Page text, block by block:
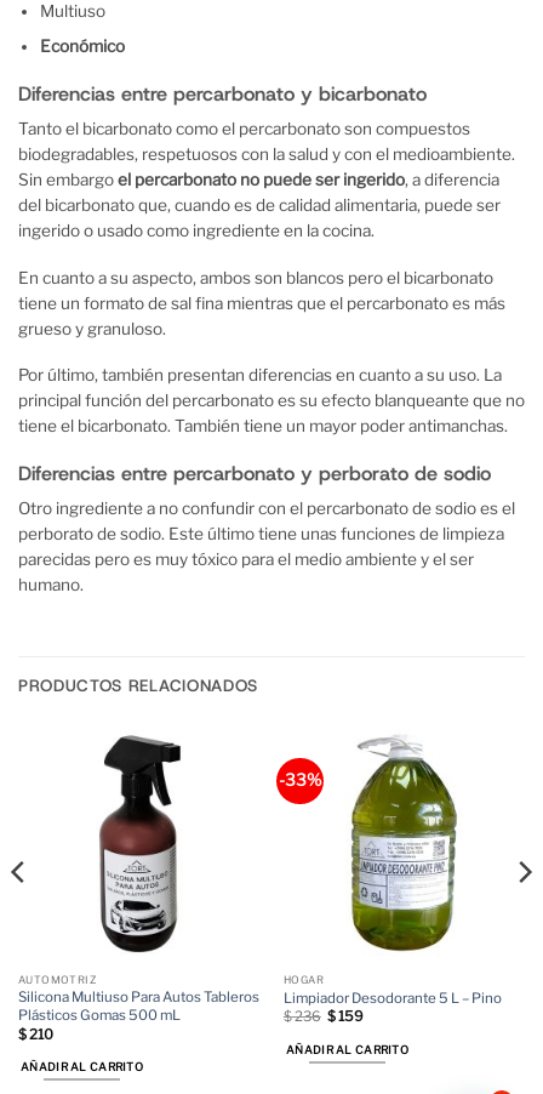
Multiuso
Económico
Diferencias entre percarbonato y bicarbonato
Tanto el bicarbonato como el percarbonato son compuestos
biodegradables, respetuosos con la salud y con el medioambiente.
Sin embargoel percarbonato no puede ser ingerido, a diferencia
del bicarbonato que, cuando es de calidad alimentaria, puede ser
ingerido o usado como ingrediente en la cocina.
En cuanto a su aspecto, ambos son blancos pero el bicarbonato
tiene un formato de sal fina mientras que el percarbonato es más
grueso y granuloso.
Por último, también presentan diferencias en cuanto a su uso. La
principal función del percarbonato es su efecto blanqueante que no
tiene el bicarbonato. También tiene un mayor poder antimanchas.
Diferencias entre percarbonato y perborato de sodio
Otro ingrediente a no confundir con el percarbonato de sodio es el
perborato de sodio. Este último tiene unas funciones de limpieza
parecidas pero es muy tóxico para el medio ambiente y el ser
humano.
PRODUCTOS RELACIONADOS
AUTOMOTRIZ
Silicona Multiuso Para Autos Tableros
Plásticos Gomas 500 mL
$210
AÑADIR AL CARRITO
-33%
HOGAR
Limpiador Desodorante 5 L – Pino
$236 El
original
era:
$ 236.
$159El
actual
es:
$ 159.
AÑADIR AL CARRITO